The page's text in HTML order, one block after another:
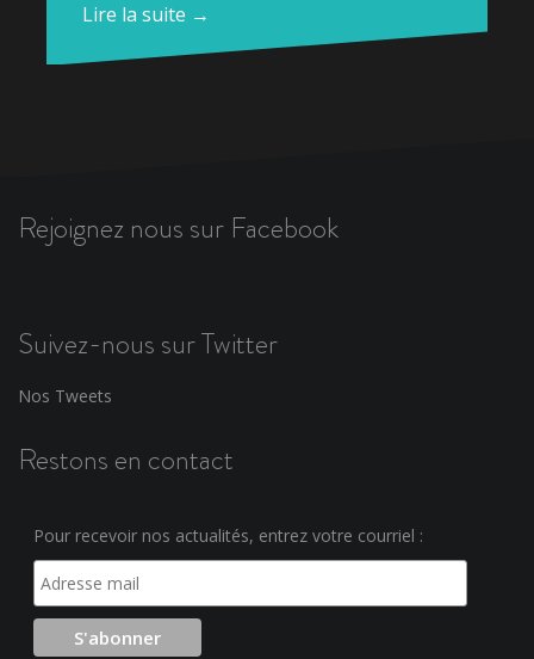
Lire la suite →
Rejoignez nous sur Facebook
Suivez-nous sur Twitter
Nos Tweets
Restons en contact
Pour recevoir nos actualités, entrez votre courriel :